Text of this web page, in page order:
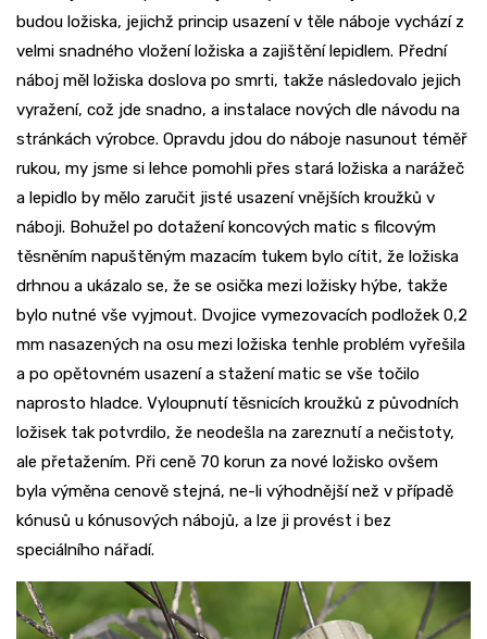
budou ložiska, jejichž princip usazení v těle náboje vychází z
velmi snadného vložení ložiska a zajištění lepidlem. Přední
náboj měl ložiska doslova po smrti, takže následovalo jejich
vyražení, což jde snadno, a instalace nových dle návodu na
stránkách výrobce. Opravdu jdou do náboje nasunout téměř
rukou, my jsme si lehce pomohli přes stará ložiska a narážeč
a lepidlo by mělo zaručit jisté usazení vnějších kroužků v
náboji. Bohužel po dotažení koncových matic s filcovým
těsněním napuštěným mazacím tukem bylo cítit, že ložiska
drhnou a ukázalo se, že se osička mezi ložisky hýbe, takže
bylo nutné vše vyjmout. Dvojice vymezovacích podložek 0,2
mm nasazených na osu mezi ložiska tenhle problém vyřešila
a po opětovném usazení a stažení matic se vše točilo
naprosto hladce. Vyloupnutí těsnicích kroužků z původních
ložisek tak potvrdilo, že neodešla na zareznutí a nečistoty,
ale přetažením. Při ceně 70 korun za nové ložisko ovšem
byla výměna cenově stejná, ne-li výhodnější než v případě
kónusů u kónusových nábojů, a lze ji provést i bez
speciálního nářadí.